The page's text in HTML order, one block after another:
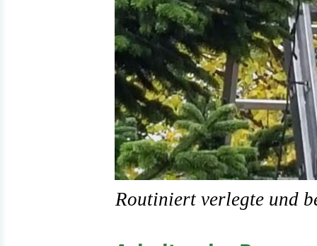
Routiniert verlegte und